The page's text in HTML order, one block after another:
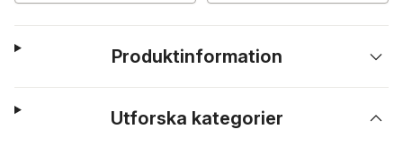
Produktinformation
Utforska kategorier